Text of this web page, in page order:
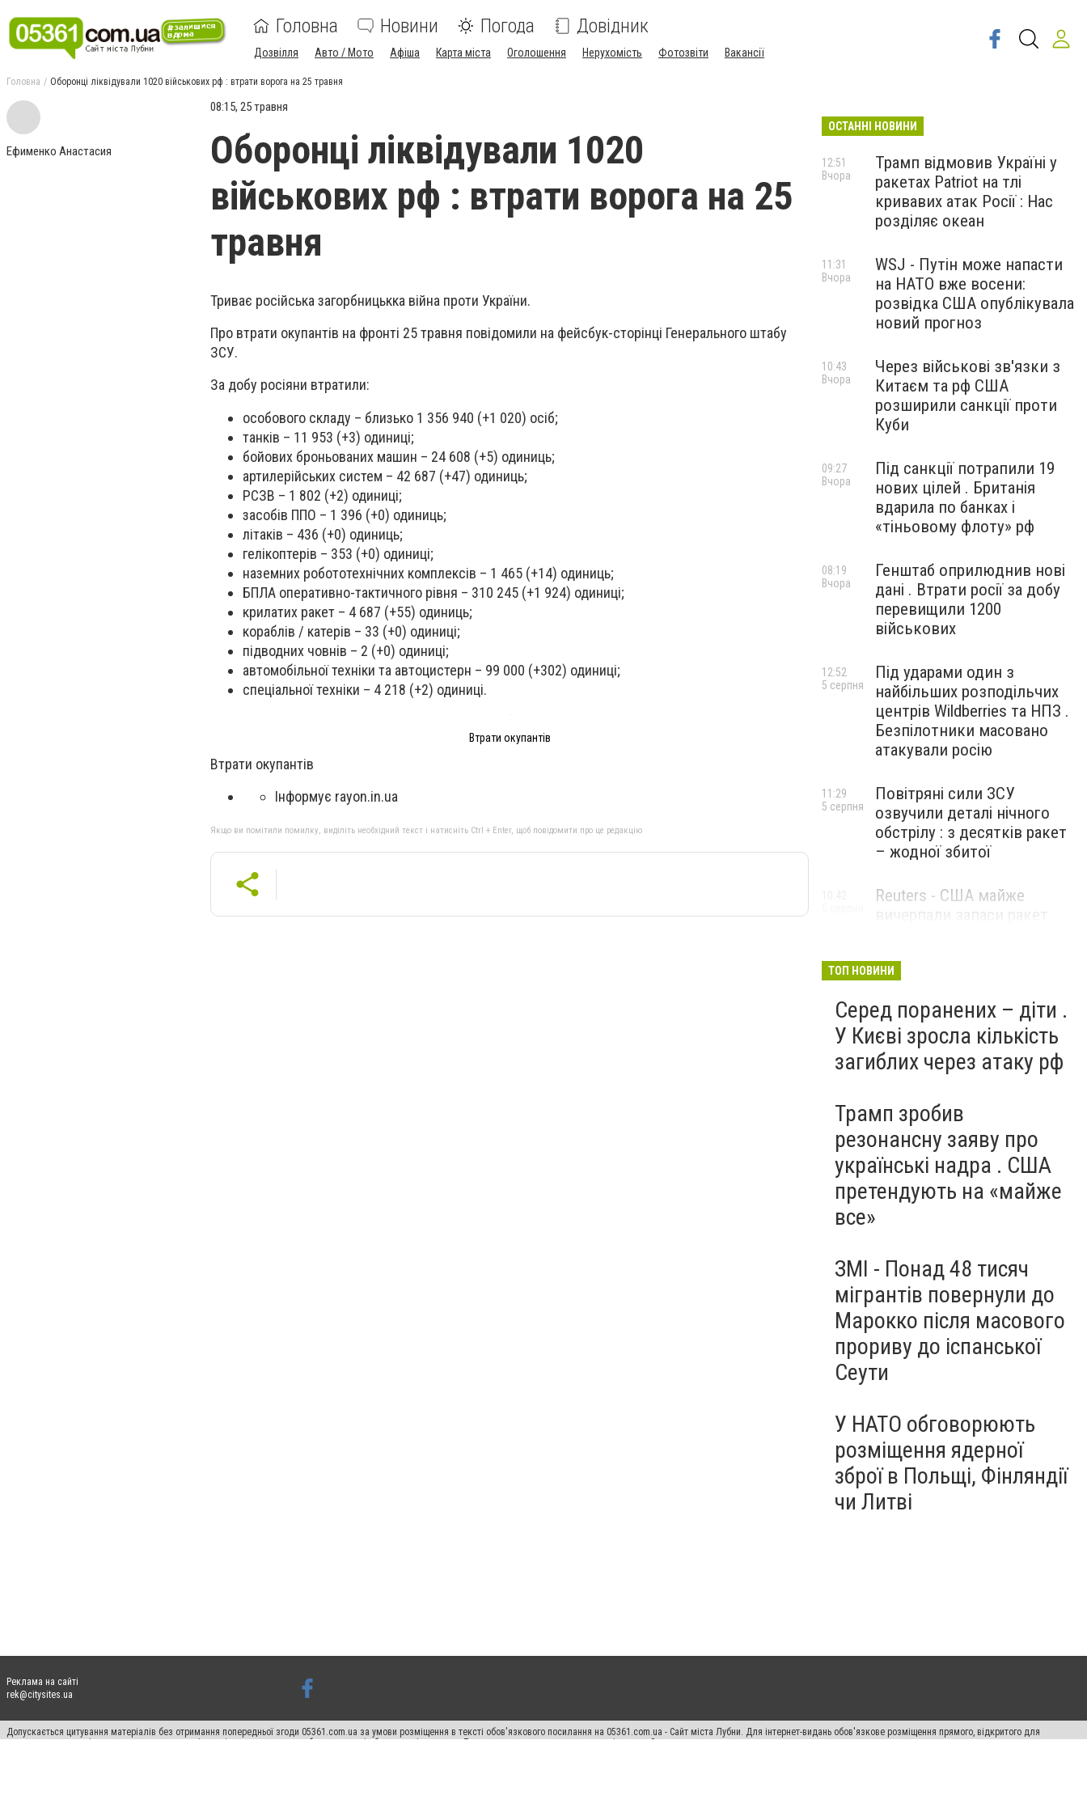
Головна Новини Погода Довідник
Дозвілля Авто / Мото Афіша Карта міста Оголошення Нерухомість Фотозвіти Вакансії
Головна Оборонці ліквідували 1020 військових рф : втрати ворога на 25 травня
Ефименко Анастасия
08:15, 25 травня
Оборонці ліквідували 1020
військових рф : втрати ворога на 25
травня
Триває російська загорбницькка війна проти України.
Про втрати окупантів на фронті 25 травня повідомили на фейсбук-сторінці Генерального штабу
ЗСУ.
За добу росіяни втратили:
особового складу – близько 1 356 940 (+1 020) осіб;
танків – 11 953 (+3) одиниці;
бойових броньованих машин – 24 608 (+5) одиниць;
артилерійських систем – 42 687 (+47) одиниць;
РСЗВ – 1 802 (+2) одиниці;
засобів ППО – 1 396 (+0) одиниць;
літаків – 436 (+0) одиниць;
гелікоптерів – 353 (+0) одиниці;
наземних робототехнічних комплексів – 1 465 (+14) одиниць;
БПЛА оперативно-тактичного рівня – 310 245 (+1 924) одиниці;
крилатих ракет – 4 687 (+55) одиниць;
кораблів / катерів – 33 (+0) одиниці;
підводних човнів – 2 (+0) одиниці;
автомобільної техніки та автоцистерн – 99 000 (+302) одиниці;
спеціальної техніки – 4 218 (+2) одиниці.
Втрати окупантів
Втрати окупантів
Інформує rayon.in.ua
Якщо ви помітили помилку, виділіть необхідний текст і натисніть Ctrl + Enter, щоб повідомити про це редакцію
ОСТАННІ НОВИНИ
Трамп відмовив Україні у
ракетах Patriot на тлі
кривавих атак Росії : Нас
розділяє океан
12:51
Вчора
WSJ - Путін може напасти
на НАТО вже восени:
розвідка США опублікувала
новий прогноз
11:31
Вчора
Через військові зв'язки з
Китаєм та рф США
розширили санкції проти
Куби
10:43
Вчора
Під санкції потрапили 19
нових цілей . Британія
вдарила по банках і
«тіньовому флоту» рф
09:27
Вчора
Генштаб оприлюднив нові
дані . Втрати росії за добу
перевищили 1200
військових
08:19
Вчора
Під ударами один з
найбільших розподільчих
центрів Wildberries та НПЗ .
Безпілотники масовано
атакували росію
12:52
5 серпня
Повітряні сили ЗСУ
озвучили деталі нічного
обстрілу : з десятків ракет
– жодної збитої
11:29
5 серпня
Reuters - США майже
ТОП НОВИНИ
Серед поранених – діти .
У Києві зросла кількість
загиблих через атаку рф
Трамп зробив
резонансну заяву про
українські надра . США
претендують на «майже
все»
ЗМІ - Понад 48 тисяч
мігрантів повернули до
Марокко після масового
прориву до іспанської
Сеути
У НАТО обговорюють
розміщення ядерної
зброї в Польщі, Фінляндії
чи Литві
Реклама на сайті
rek@citysites.ua
Допускається цитування матеріалів без отримання попередньої згоди 05361.com.ua за умови розміщення в тексті обов'язкового посилання на 05361.com.ua - Сайт міста Лубни. Для інтернет-видань обов'язкове розміщення прямого, відкритого для
пошукових систем гіперпосилання на цитовані статті не нижче другого абзацу в тексті або в якості джерела. Порушення виняткових прав переслідується Законом.